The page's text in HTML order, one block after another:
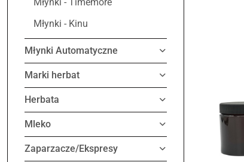
Młynki - Kinu
Młynki Automatyczne
Marki herbat
Herbata
Mleko
Zaparzacze/Ekspresy